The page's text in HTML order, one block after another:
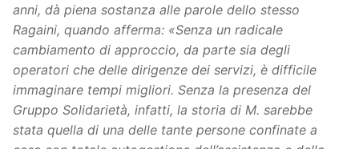
anni, dà piena sostanza alle parole dello stesso
Ragaini, quando afferma: «Senza un radicale
cambiamento di approccio, da parte sia degli
operatori che delle dirigenze dei servizi, è difficile
immaginare tempi migliori. Senza la presenza del
Gruppo Solidarietà, infatti, la storia di M. sarebbe
stata quella di una delle tante persone confinate a